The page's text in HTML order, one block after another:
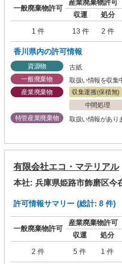
一般廃棄物許可
産業廃棄物許可
収運
処分
1 件
13 件 2 件
香川県内の許可情報
資源物
古紙
一般廃棄物
取扱い情報を収集
産業廃棄物
収集運搬(保積無)
中間処理
特管産業廃棄物
取扱い情報があり
有限会社エコ・マテリアル
本社: 兵庫県姫路市飾磨区今
許可情報サマリー (総計: 8 件)
一般廃棄物許可
産業廃棄物許可
収運
処分
2 件
5 件 1 件